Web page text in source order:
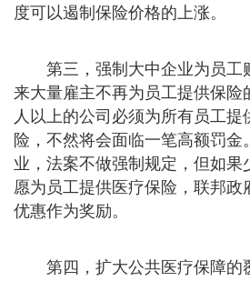
度可以遏制保险价格的上涨。
第三，强制大中企业为员工
来大量雇主不再为员工提供保险
人以上的公司必须为所有员工提
险，不然将会面临一笔高额罚金
业，法案不做强制规定，但如果
愿为员工提供医疗保险，联邦政
优惠作为奖励。
第四，扩大公共医疗保障的